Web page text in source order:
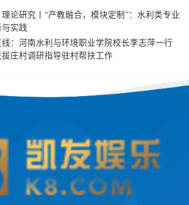
论研究丨“产教融合，模块定制”：水利类专业
实践
：河南水利与环境职业学院校长李志萍一行
庄村调研指导驻村帮扶工作